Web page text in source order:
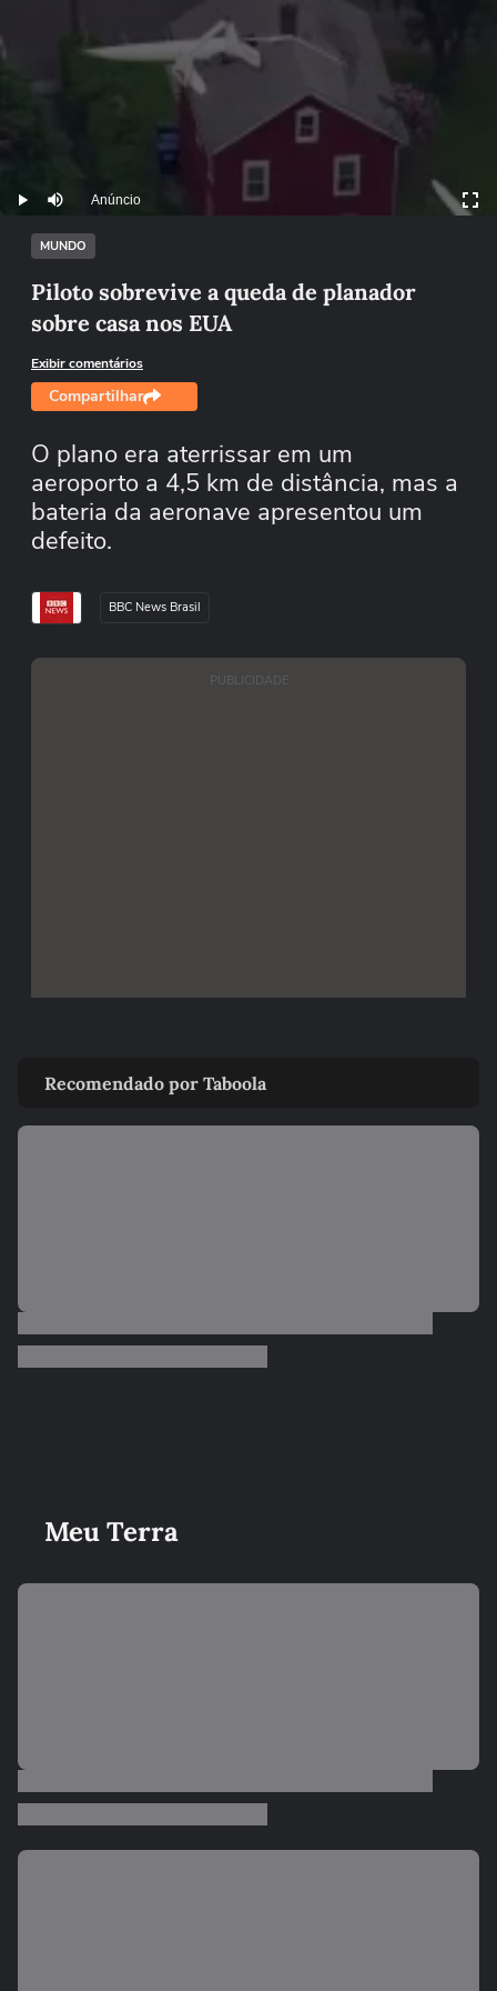
Play Mutar Anúncio
MUNDO
Piloto sobrevive a queda de planador
sobre casa nos EUA
Exibir comentários
Compartilhar
O plano era aterrissar em um
aeroporto a 4,5 km de distância, mas a
bateria da aeronave apresentou um
defeito.
BBC News Brasil
PUBLICIDADE
Recomendado por Taboola
Meu Terra